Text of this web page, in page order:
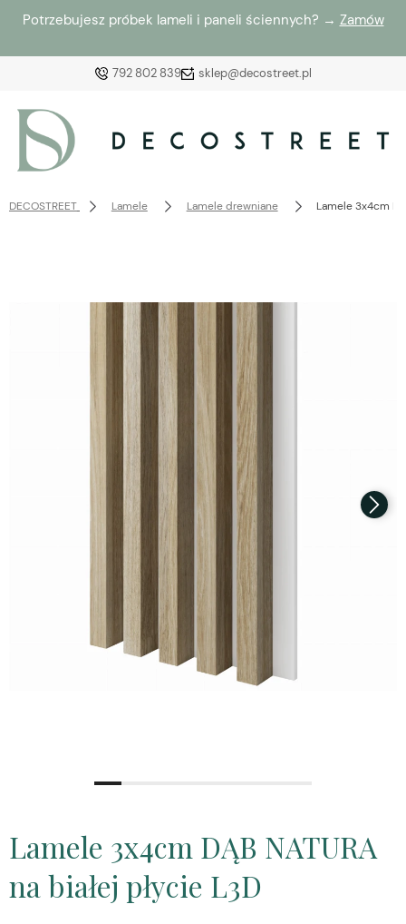
Potrzebujesz próbek lameli i paneli ściennych? → Zamów
792 802 839 sklep@decostreet.pl
Wybierz coś dla siebie z naszej aktualnej oferty lub
zaloguj się, aby przywrócić dodane produkty do listy
z poprzedniej sesji.
DECOSTREET Lamele Lamele drewniane Lamele 3x4cm
Lamele 3x4cm DĄB NATURA
na białej płycie L3D